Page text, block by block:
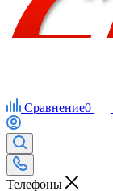
Сравнение0
Телефоны